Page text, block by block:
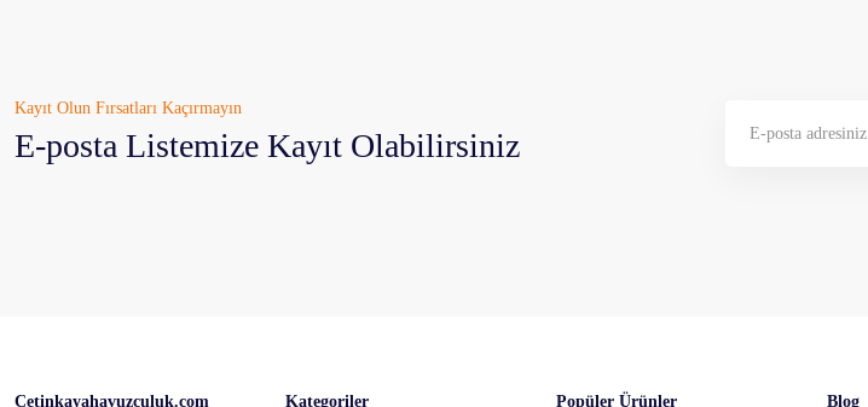
Kayıt Olun Fırsatları Kaçırmayın
E-posta Listemize Kayıt Olabilirsiniz
Çetinkayahavuzculuk.com Kategoriler Popüler Ürünler Blog